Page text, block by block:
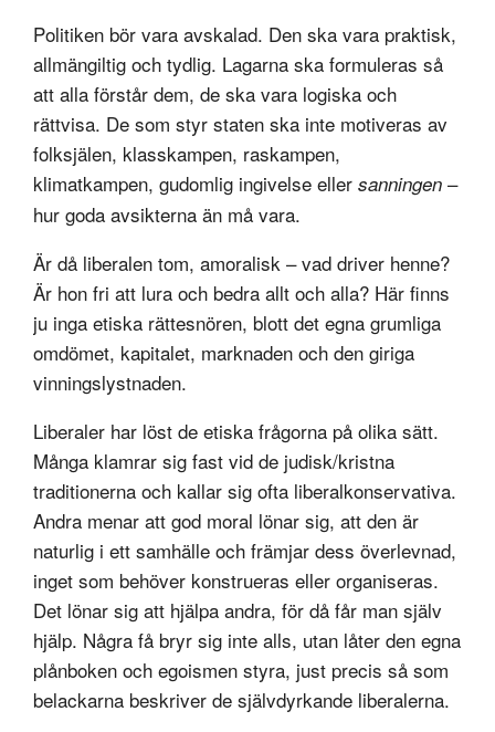
Politiken bör vara avskalad. Den ska vara praktisk,
allmängiltig och tydlig. Lagarna ska formuleras så
att alla förstår dem, de ska vara logiska och
rättvisa. De som styr staten ska inte motiveras av
folksjälen, klasskampen, raskampen,
klimatkampen, gudomlig ingivelse eller sanningen –
hur goda avsikterna än må vara.
Är då liberalen tom, amoralisk – vad driver henne?
Är hon fri att lura och bedra allt och alla? Här finns
ju inga etiska rättesnören, blott det egna grumliga
omdömet, kapitalet, marknaden och den giriga
vinningslystnaden.
Liberaler har löst de etiska frågorna på olika sätt.
Många klamrar sig fast vid de judisk/kristna
traditionerna och kallar sig ofta liberalkonservativa.
Andra menar att god moral lönar sig, att den är
naturlig i ett samhälle och främjar dess överlevnad,
inget som behöver konstrueras eller organiseras.
Det lönar sig att hjälpa andra, för då får man själv
hjälp. Några få bryr sig inte alls, utan låter den egna
plånboken och egoismen styra, just precis så som
belackarna beskriver de självdyrkande liberalerna.